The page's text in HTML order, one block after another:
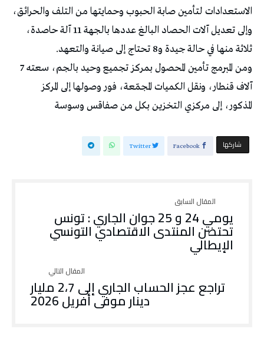
الاستعدادات لتأمين صابة الحبوب وحمايتها من التلف والحرائق،
وإلى تعديل آلات الحصاد البالغ عددها بالجهة 11 آلة حاصدة،
ثلاثة منها في حالة جيدة و8 تحتاج إلى صيانة والتعهد.
ومن المبرمج تأمين المحصول بمركز تجميع وحيد بالجم، سعته 7
آلاف قنطار، ونقل الكميات المجمّعة، فور وصولها إلى المركز
المذكور، إلى مركزي التخزين بكل من صفاقس وسوسة
‫‫ شاركها‬ Facebook
Twitter
يومي 24 و 25 جوان الجاري : تونس
تحتضن المنتدى الاقتصادي التونسي
الإيطالي
تراجع عجز الحساب الجاري إلى 2،7 مليار
دينار موفى أفريل 2026